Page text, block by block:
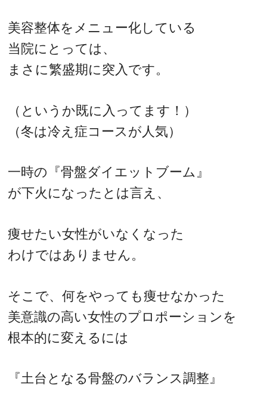
美容整体をメニュー化している
当院にとっては、
まさに繁盛期に突入です。
（というか既に入ってます！）
（冬は冷え症コースが人気）
一時の『骨盤ダイエットブーム』
が下火になったとは言え、
痩せたい女性がいなくなった
わけではありません。
そこで、何をやっても痩せなかった
美意識の高い女性のプロポーションを
根本的に変えるには
『土台となる骨盤のバランス調整』